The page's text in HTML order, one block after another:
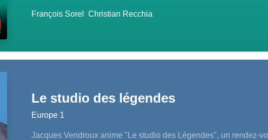
François Sorel Christian Recchia
Le studio des légendes
Europe 1
Jacques Vendroux anime "Le studio des Légendes", un rendez-